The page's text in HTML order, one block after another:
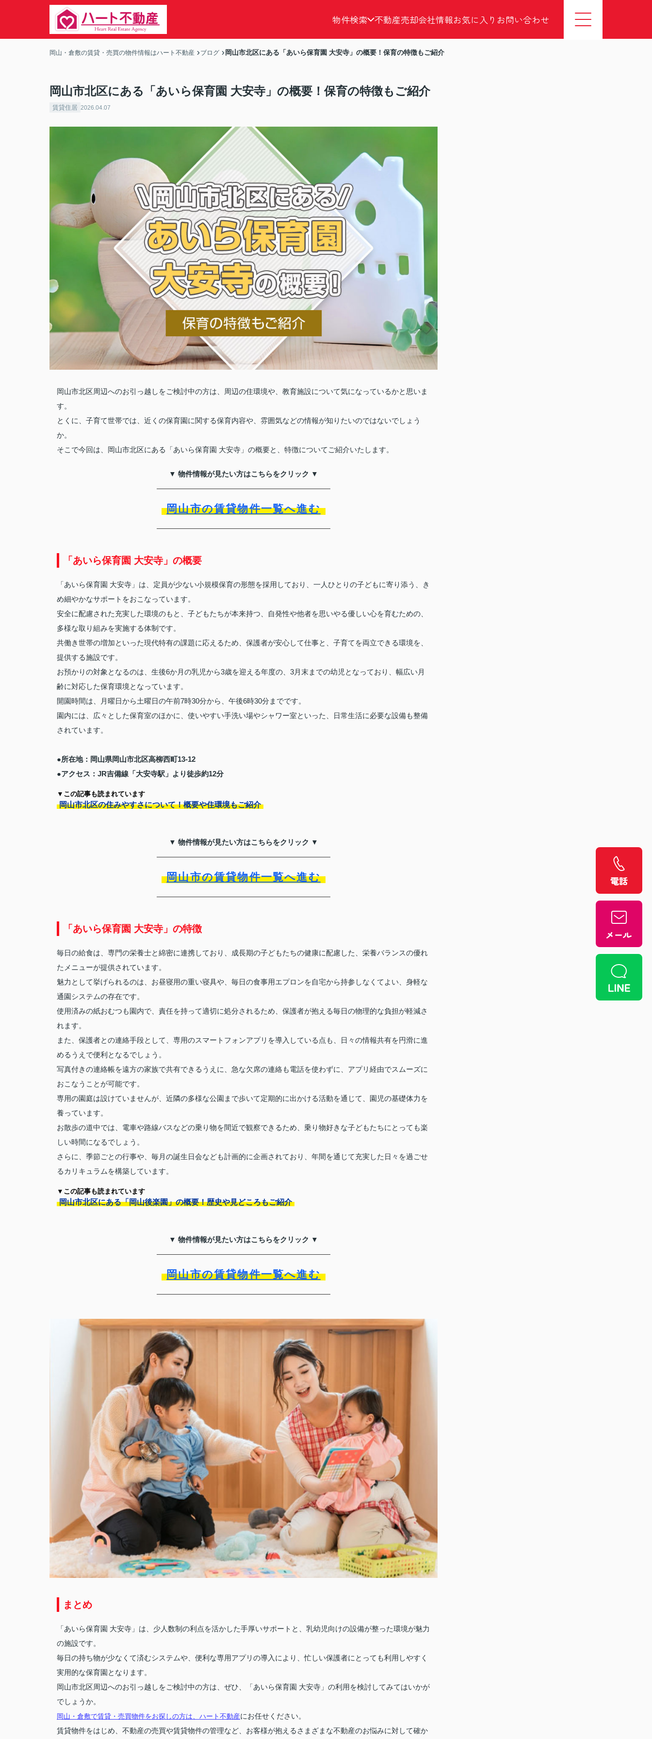
物件検索 不動産売却会社情報お気に入り お問い合わせ
岡山・倉敷の賃貸・売買の物件情報はハート不動産 ブログ 岡山市北区にある「あいら保育園 大安寺」の概要！保育の特徴もご紹介
岡山市北区にある「あいら保育園 大安寺」の概要！保育の特徴もご紹介
賃貸住居 2026.04.07
岡山市北区周辺へのお引っ越しをご検討中の方は、周辺の住環境や、教育施設について気になっているかと思いま
す。
とくに、子育て世帯では、近くの保育園に関する保育内容や、雰囲気などの情報が知りたいのではないでしょう
か。
そこで今回は、岡山市北区にある「あいら保育園 大安寺」の概要と、特徴についてご紹介いたします。
▼ 物件情報が見たい方はこちらをクリック ▼
岡山市の賃貸物件一覧へ進む
「あいら保育園 大安寺」の概要
「あいら保育園 大安寺」は、定員が少ない小規模保育の形態を採用しており、一人ひとりの子どもに寄り添う、き
め細やかなサポートをおこなっています。
安全に配慮された充実した環境のもと、子どもたちが本来持つ、自発性や他者を思いやる優しい心を育むための、
多様な取り組みを実施する体制です。
共働き世帯の増加といった現代特有の課題に応えるため、保護者が安心して仕事と、子育てを両立できる環境を、
提供する施設です。
お預かりの対象となるのは、生後6か月の乳児から3歳を迎える年度の、3月末までの幼児となっており、幅広い月
齢に対応した保育環境となっています。
開園時間は、月曜日から土曜日の午前7時30分から、午後6時30分までです。
園内には、広々とした保育室のほかに、使いやすい手洗い場やシャワー室といった、日常生活に必要な設備も整備
されています。
●所在地：岡山県岡山市北区高柳西町13-12
●アクセス：JR吉備線「大安寺駅」より徒歩約12分
▼この記事も読まれています
岡山市北区の住みやすさについて！概要や住環境もご紹介
▼ 物件情報が見たい方はこちらをクリック ▼
岡山市の賃貸物件一覧へ進む
「あいら保育園 大安寺」の特徴
毎日の給食は、専門の栄養士と綿密に連携しており、成長期の子どもたちの健康に配慮した、栄養バランスの優れ
たメニューが提供されています。
魅力として挙げられるのは、お昼寝用の重い寝具や、毎日の食事用エプロンを自宅から持参しなくてよい、身軽な
通園システムの存在です。
使用済みの紙おむつも園内で、責任を持って適切に処分されるため、保護者が抱える毎日の物理的な負担が軽減さ
れます。
また、保護者との連絡手段として、専用のスマートフォンアプリを導入している点も、日々の情報共有を円滑に進
めるうえで便利となるでしょう。
写真付きの連絡帳を遠方の家族で共有できるうえに、急な欠席の連絡も電話を使わずに、アプリ経由でスムーズに
おこなうことが可能です。
専用の園庭は設けていませんが、近隣の多様な公園まで歩いて定期的に出かける活動を通じて、園児の基礎体力を
養っています。
お散歩の道中では、電車や路線バスなどの乗り物を間近で観察できるため、乗り物好きな子どもたちにとっても楽
しい時間になるでしょう。
さらに、季節ごとの行事や、毎月の誕生日会なども計画的に企画されており、年間を通じて充実した日々を過ごせ
るカリキュラムを構築しています。
▼この記事も読まれています
岡山市北区にある「岡山後楽園」の概要！歴史や見どころもご紹介
▼ 物件情報が見たい方はこちらをクリック ▼
岡山市の賃貸物件一覧へ進む
まとめ
「あいら保育園 大安寺」は、少人数制の利点を活かした手厚いサポートと、乳幼児向けの設備が整った環境が魅力
の施設です。
毎日の持ち物が少なくて済むシステムや、便利な専用アプリの導入により、忙しい保護者にとっても利用しやすく
実用的な保育園となります。
岡山市北区周辺へのお引っ越しをご検討中の方は、ぜひ、「あいら保育園 大安寺」の利用を検討してみてはいかが
でしょうか。
岡山・倉敷で賃貸・売買物件をお探しの方は、ハート不動産にお任せください。
賃貸物件をはじめ、不動産の売買や賃貸物件の管理など、お客様が抱えるさまざまな不動産のお悩みに対して確か